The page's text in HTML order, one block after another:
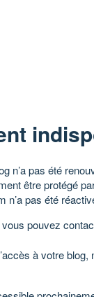
n’a pas été
être protégé
n’a pas été
pouvez
à votre